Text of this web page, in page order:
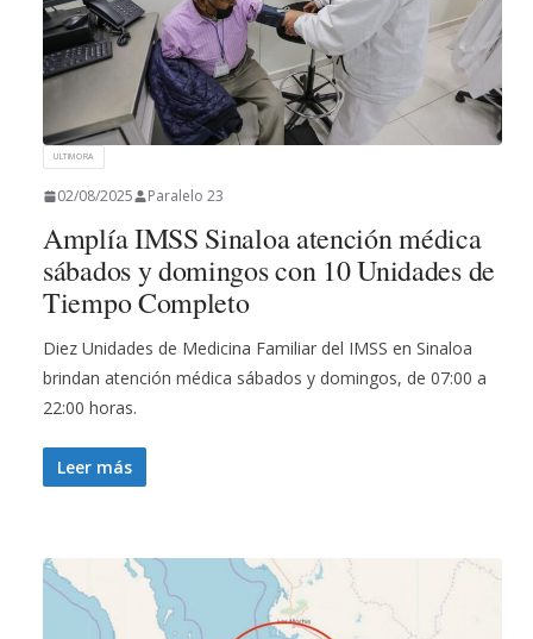
ULTIMORA
02/08/2025 Paralelo 23
Amplía IMSS Sinaloa atención médica
sábados y domingos con 10 Unidades de
Tiempo Completo
Diez Unidades de Medicina Familiar del IMSS en Sinaloa
brindan atención médica sábados y domingos, de 07:00 a
22:00 horas.
Leer más